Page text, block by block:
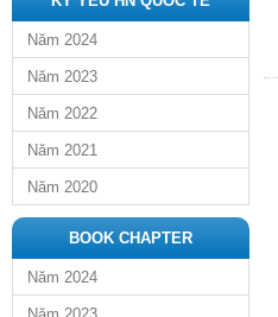
Năm 2024
Năm 2023
Năm 2022
Năm 2021
Năm 2020
BOOK CHAPTER
Năm 2024